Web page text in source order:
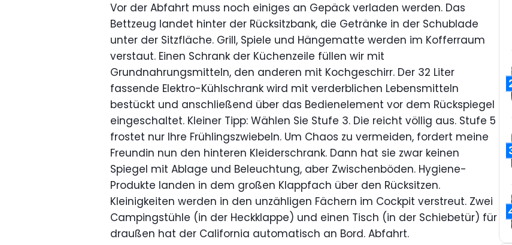
Vor der Abfahrt muss noch einiges an Gepäck verladen werden. Das
Bettzeug landet hinter der Rücksitzbank, die Getränke in der Schublade
unter der Sitzfläche. Grill, Spiele und Hängematte werden im Kofferraum
verstaut. Einen Schrank der Küchenzeile füllen wir mit
Grundnahrungsmitteln, den anderen mit Kochgeschirr. Der 32 Liter
fassende Elektro-Kühlschrank wird mit verderblichen Lebensmitteln
bestückt und anschließend über das Bedienelement vor dem Rückspiegel
eingeschaltet. Kleiner Tipp: Wählen Sie Stufe 3. Die reicht völlig aus. Stufe 5
frostet nur Ihre Frühlingszwiebeln. Um Chaos zu vermeiden, fordert meine
Freundin nun den hinteren Kleiderschrank. Dann hat sie zwar keinen
Spiegel mit Ablage und Beleuchtung, aber Zwischenböden. Hygiene-
Produkte landen in dem großen Klappfach über den Rücksitzen.
Kleinigkeiten werden in den unzähligen Fächern im Cockpit verstreut. Zwei
Campingstühle (in der Heckklappe) und einen Tisch (in der Schiebetür) für
draußen hat der California automatisch an Bord. Abfahrt.